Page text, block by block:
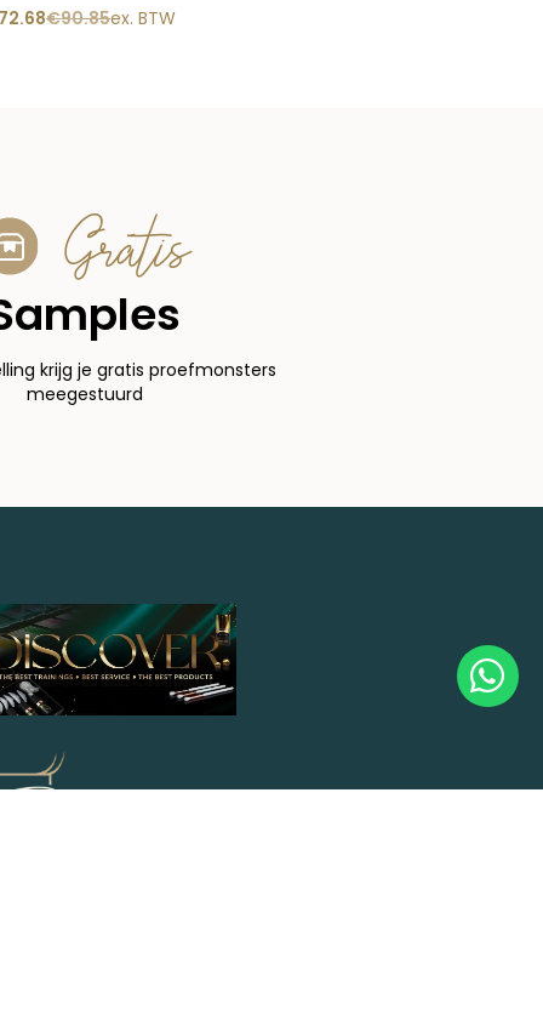
€90.85
72.68 ex. BTW
Gratis
krijg je gratis proefmonsters
meegestuurd